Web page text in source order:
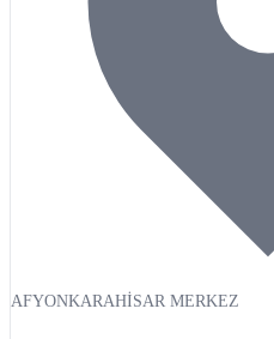
AFYONKARAHİSAR MERKEZ